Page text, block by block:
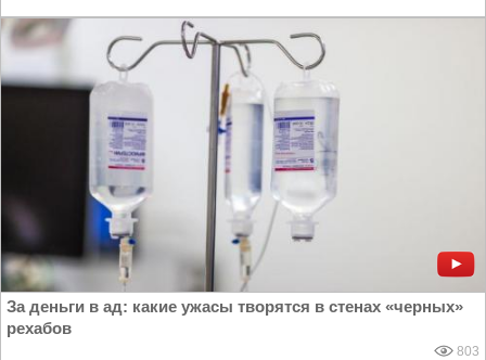
За деньги в ад: какие ужасы творятся в стенах «черных»
рехабов
803